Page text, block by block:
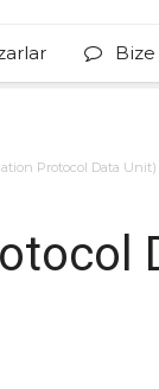
Bize
Protocol Data